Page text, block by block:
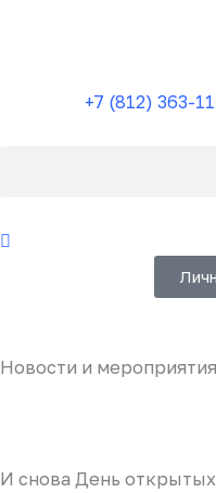
+7 (812) 363-
Новости и мероприятия
И снова День